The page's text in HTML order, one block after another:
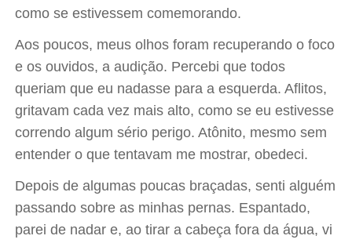
como se estivessem comemorando.
Aos poucos, meus olhos foram recuperando o foco
e os ouvidos, a audição. Percebi que todos
queriam que eu nadasse para a esquerda. Aflitos,
gritavam cada vez mais alto, como se eu estivesse
correndo algum sério perigo. Atônito, mesmo sem
entender o que tentavam me mostrar, obedeci.
Depois de algumas poucas braçadas, senti alguém
passando sobre as minhas pernas. Espantado,
parei de nadar e, ao tirar a cabeça fora da água, vi